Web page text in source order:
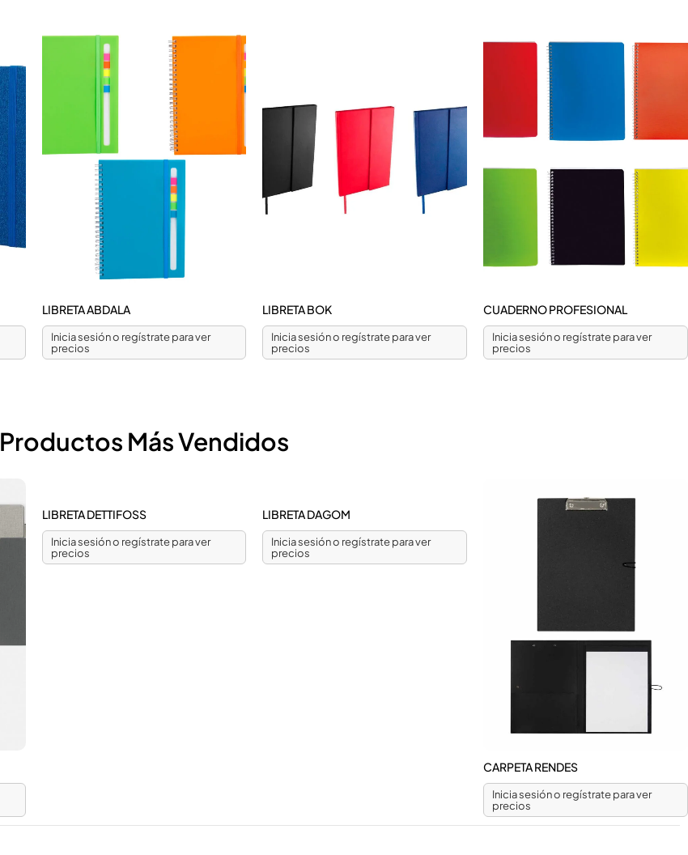
LIBRETA ABDALA
Inicia sesión o regístrate para ver
precios
LIBRETA BOK
Inicia sesión o regístrate para ver
precios
CUADERNO PROFESIONAL
Inicia sesión o regístrate para ver
precios
Productos Más Vendidos
LIBRETA DETTIFOSS
Inicia sesión o regístrate para ver
precios
LIBRETA DAGOM
Inicia sesión o regístrate para ver
precios
CARPETA RENDES
Inicia sesión o regístrate para ver
precios